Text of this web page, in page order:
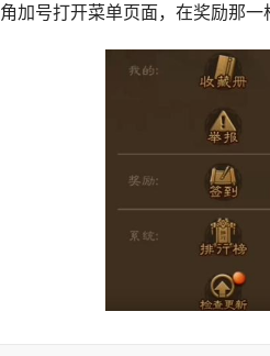
加号打开菜单页面，在奖励那